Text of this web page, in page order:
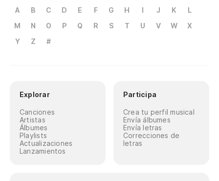
A B C D E F G H I J K
L
M
N O P Q R S T U V W
X
Y
Z #
Explorar
Canciones
Artistas
Álbumes
Playlists
Actualizaciones
Lanzamientos
Participa
Crea tu perfil musical
Envía álbumes
Envía letras
Correcciones de
letras